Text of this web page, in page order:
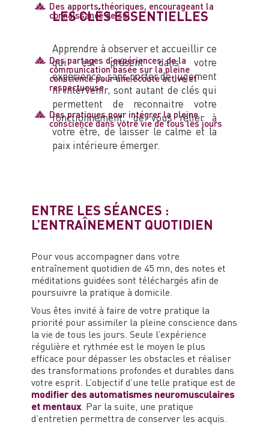
LES CLÉS ESSENTIELLES
Apprendre à observer et accueillir ce
qui est présent dans votre
expérience, sans porter de jugement
ni intervenir, sont autant de clés qui
permettent de reconnaitre votre
fonctionnement, de vous relier à
votre être, de laisser le calme et la
paix intérieure émerger.
Des apports théoriques, encourageant la
connaissance de soi
Des partages d’expériences, de la
communication basée sur la pleine
conscience pour une écoute active et
respectueuse
Des pratiques pour intégrer la pleine
conscience dans votre vie de tous les jours
ENTRE LES SÉANCES :
L’ENTRAÎNEMENT QUOTIDIEN
Pour vous accompagner dans votre
entraînement quotidien de 45 mn, des notes et
méditations guidées sont téléchargés afin de
poursuivre la pratique à domicile.
Vous êtes invité à faire de votre pratique la
priorité pour assimiler la pleine conscience dans
la vie de tous les jours. Seule l’expérience
régulière et rythmée est le moyen le plus
efficace pour dépasser les obstacles et réaliser
des transformations profondes et durables dans
votre esprit. L’objectif d’une telle pratique est de
modifier des automatismes neuromusculaires
et mentaux. Par la suite, une pratique
d’entretien permettra de conserver les acquis.